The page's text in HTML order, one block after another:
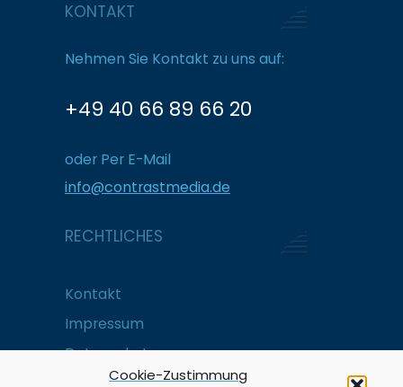
Cookie-Zustimmung
RECHTLICHES
Kontakt
Impressum
Datenschutz
Cookie-Richtlinie
KONTAKT
Nehmen Sie Kontakt zu uns auf:
+49 40 66 89 66 20
oder Per E-Mail
info@contrastmedia.de